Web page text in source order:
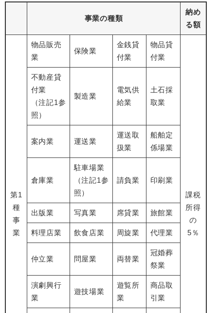
事業の種類
納め
る額
第1
種
事
業
物品販売
業
保険業
金銭貸
付業
物品貸
付業
課税
所得
の
5％
不動産貸
付業
（注記1参
照）
製造業
電気供
給業
土石採
取業
案内業 運送業
運送取
扱業
船舶定
係場業
倉庫業
駐車場業
（注記1参
照）
請負業 印刷業
出版業 写真業 席貸業 旅館業
料理店業 飲食店業 周旋業 代理業
仲立業 問屋業 両替業
冠婚葬
祭業
演劇興行
業
遊技場業
遊覧所
業
商品取
引業